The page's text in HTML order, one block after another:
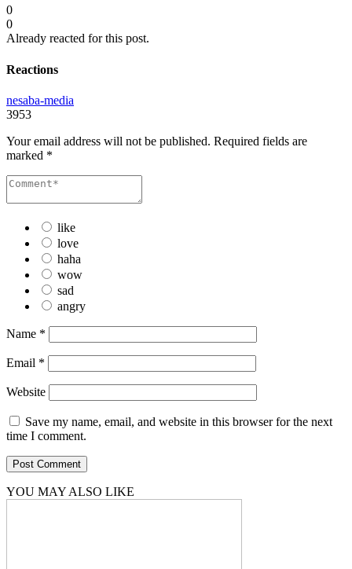
0
0
Already reacted for this post.
Reactions
nesaba-media
3953
Your email address will not be published. Required fields are
marked *
like
love
haha
wow
sad
angry
Name *
Email *
Website
Save my name, email, and website in this browser for the next
time I comment.
YOU MAY ALSO LIKE